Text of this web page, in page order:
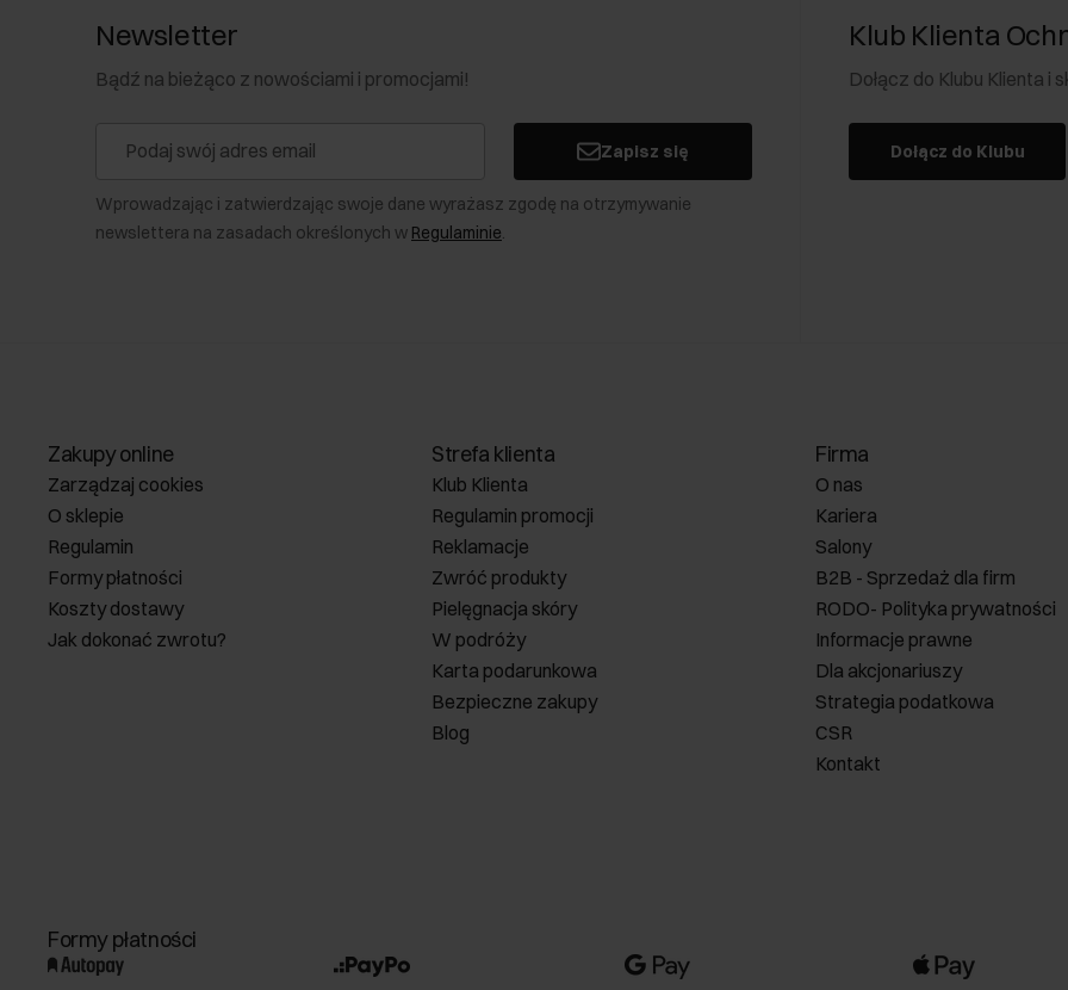
Newsletter
Bądź na bieżąco z nowościami i promocjami!
Zapisz się
Wprowadzając i zatwierdzając swoje dane wyrażasz zgodę na otrzymywanie
newslettera na zasadach określonych w Regulaminie.
Klub Klienta
Dołącz do Klubu Klienta
Dołącz do Klubu
Zakupy online
Zarządzaj cookies
O sklepie
Regulamin
Formy płatności
Koszty dostawy
Jak dokonać zwrotu?
Strefa klienta
Klub Klienta
Regulamin promocji
Reklamacje
Zwróć produkty
Pielęgnacja skóry
W podróży
Karta podarunkowa
Bezpieczne zakupy
Blog
Firma
O nas
Kariera
Salony
B2B - Sprzedaż dla firm
RODO- Polityka prywatności
Informacje prawne
Dla akcjonariuszy
Strategia podatkowa
CSR
Kontakt
Formy płatności